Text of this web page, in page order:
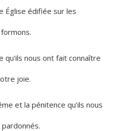
Église édifiée sur les
qu'ils nous ont fait connaître
joie.
et la pénitence qu'ils nous